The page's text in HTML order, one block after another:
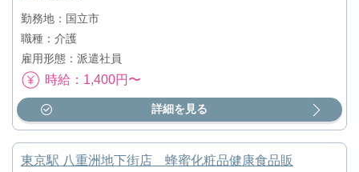
勤務地：国立市
職種：介護
雇用形態：派遣社員
時給：1,400円〜
詳細を見る
東京駅 八重洲地下街店 蜂蜜化粧品健康食品販